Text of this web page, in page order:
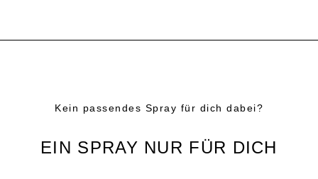
Kein passendes Spray für dich dabei?
EIN SPRAY NUR FÜR DICH